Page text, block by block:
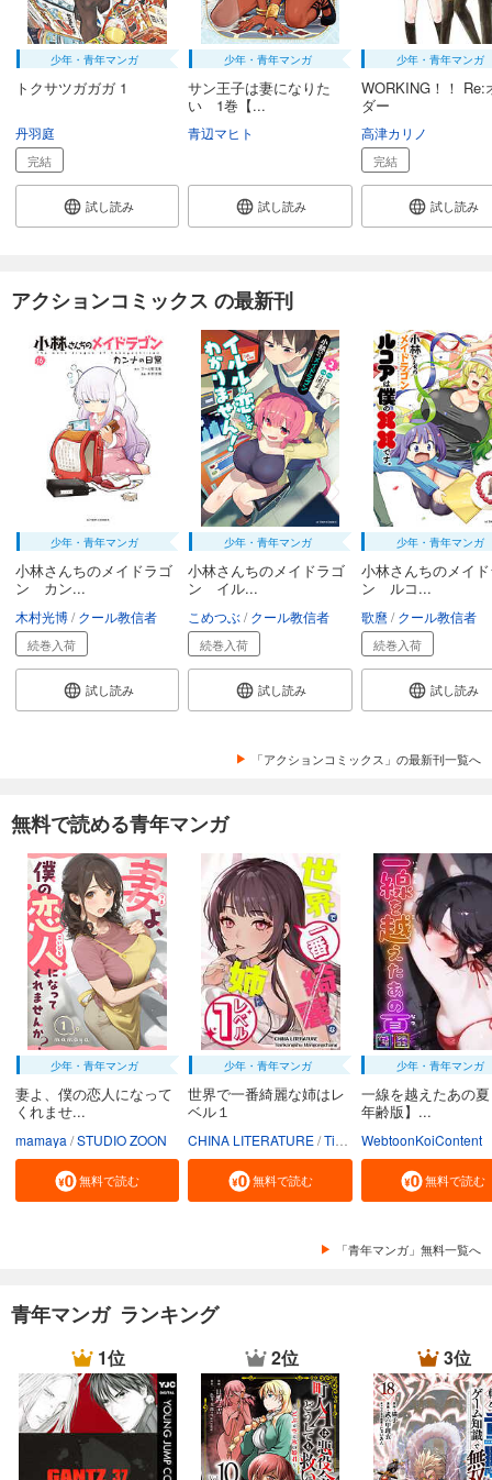
少年・青年マンガ
トクサツガガガ 1
丹羽庭
完結
試し読み
少年・青年マンガ
サン王子は妻になりた
い 1巻【...
青辺マヒト
試し読み
少年・青年マンガ
WORKING！！ Re:
ダー
高津カリノ
完結
試し読み
アクションコミックス の最新刊
少年・青年マンガ
小林さんちのメイドラゴ
ン カン...
木村光博 クール教信者
続巻入荷
試し読み
少年・青年マンガ
小林さんちのメイドラゴ
ン イル...
こめつぶ クール教信者
続巻入荷
試し読み
少年・青年マンガ
小林さんちのメイ
ン ルコ...
歌麿 クール教信者
続巻入荷
試し読み
「アクションコミックス」の最新刊一覧へ
無料で読める青年マンガ
少年・青年マンガ
妻よ、僕の恋人になって
くれませ...
mamaya STUDIO ZOON
無料で読む
少年・青年マンガ
世界で一番綺麗な姉はレ
ベル１
CHINA LITERATURE Tiankongshu Mangongchang
無料で読む
少年・青年マンガ
一線を越えたあの
年齢版】...
WebtoonKoiContent
無料で読む
「青年マンガ」無料一覧へ
青年マンガ ランキング
1位 2位 3位